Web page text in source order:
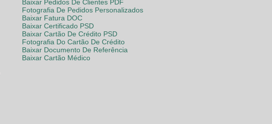
Baixar Pedidos De Clientes PDF
Fotografia De Pedidos Personalizados
Baixar Fatura DOC
Baixar Certificado PSD
Baixar Cartão De Crédito PSD
Fotografia Do Cartão De Crédito
Baixar Documento De Referência
Baixar Cartão Médico